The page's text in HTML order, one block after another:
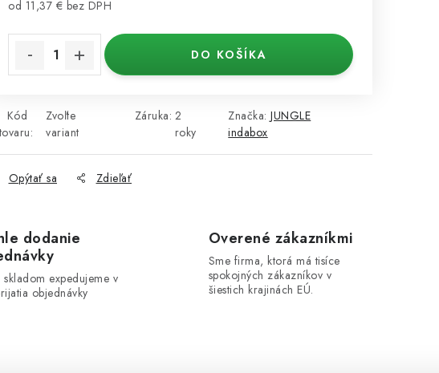
od 11,37 € bez DPH
DO KOŠÍKA
Kód
Zvoľte
variant
Záruka: 2
roky
Značka:JUNGLE
indabox
Opýtať sa Zdieľať
dodanie
skladom expedujeme v
objednávky
Overené zákazníkmi
Sme firma, ktorá má tisíce
spokojných zákazníkov v
šiestich krajinách EÚ.